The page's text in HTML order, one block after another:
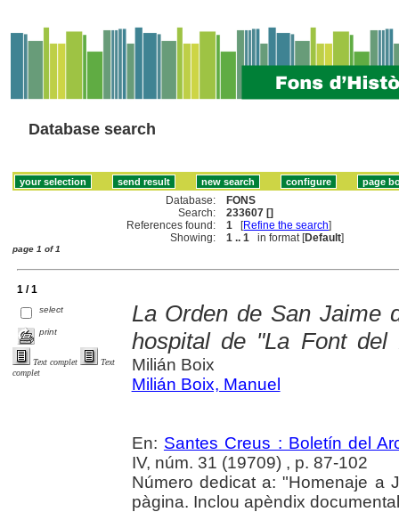
Database search
Database:
FONS
Search:
233607 []
References found:
1 [Refine the search]
Showing:
1 .. 1 in format [Default]
page 1 of 1
1 / 1
select
print
Text complet
Text
complet
La Orden de San Jaime
hospital de "La Font del
Milián Boix
Milián Boix, Manuel
En: Santes Creus : Boletín del
IV, núm. 31 (19709) , p. 87-102
Número dedicat a: "Homenaje a
pàgina. Inclou apèndix